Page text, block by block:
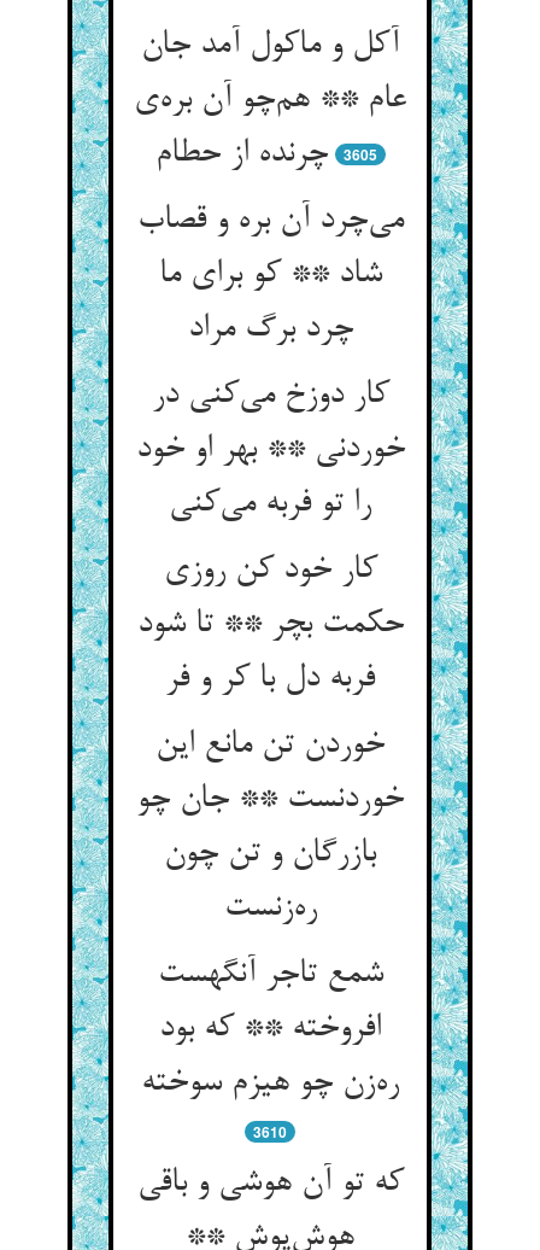
آکل و ماکول آمد جان
عام ** هم‌چو آن بره‌ی
چرنده از حطام
3605
می‌چرد آن بره و قصاب
شاد ** کو برای ما
چرد برگ مراد
کار دوزخ می‌کنی در
خوردنی ** بهر او خود
را تو فربه می‌کنی
کار خود کن روزی
حکمت بچر ** تا شود
فربه دل با کر و فر
خوردن تن مانع این
خوردنست ** جان چو
بازرگان و تن چون
ره‌زنست
شمع تاجر آنگهست
افروخته ** که بود
ره‌زن چو هیزم سوخته
3610
که تو آن هوشی و باقی
هوش‌پوش **